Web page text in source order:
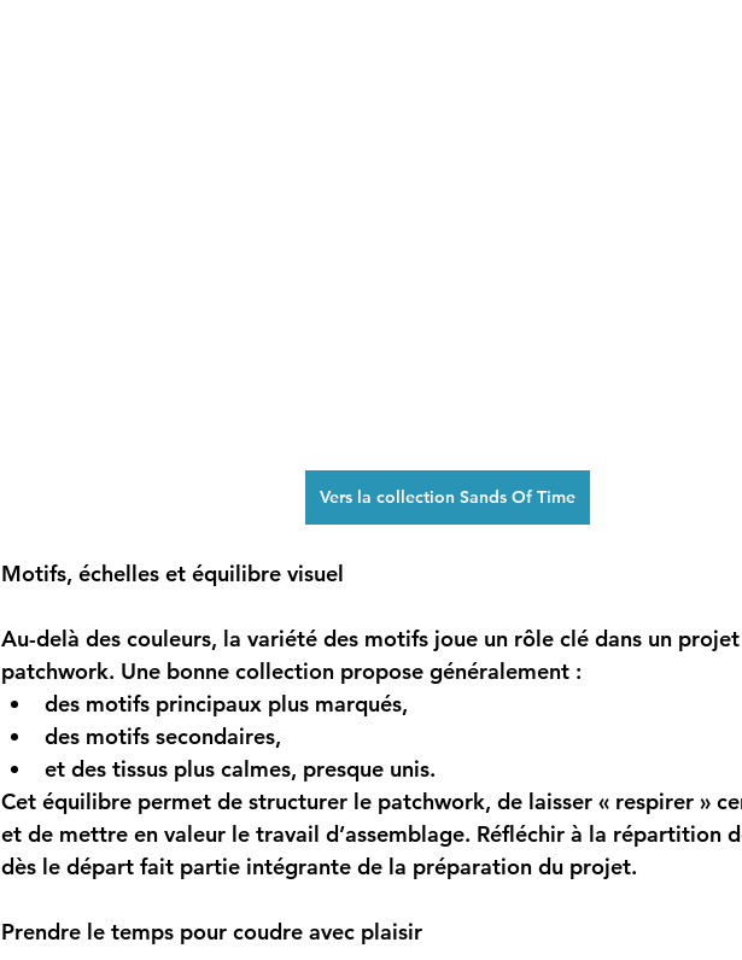
Vers la collection Sands Of Time
Motifs, échelles et équilibre visuel
Au-delà des couleurs, la variété des motifs joue un rôle clé dans un
patchwork. Une bonne collection propose généralement :
des motifs principaux plus marqués,
des motifs secondaires,
et des tissus plus calmes, presque unis.
Cet équilibre permet de structurer le patchwork, de laisser « respirer »
et de mettre en valeur le travail d’assemblage. Réfléchir à la répartition
dès le départ fait partie intégrante de la préparation du projet.
Prendre le temps pour coudre avec plaisir